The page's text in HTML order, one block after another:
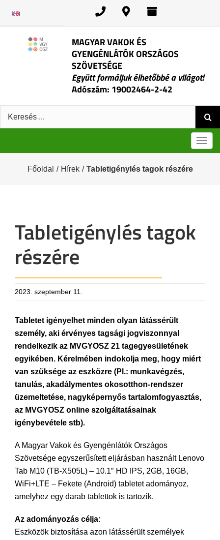
MAGYAR VAKOK ÉS
GYENGÉNLÁTÓK ORSZÁGOS
SZÖVETSÉGE
Együtt formáljuk élhetőbbé a világot!
Adószám: 19002464-2-42
Keresés:
Főoldal / Hírek / Tabletigénylés tagok részére
Tabletigénylés tagok
részére
2023. szeptember 11.
Tabletet igényelhet minden olyan látássérült
személy, aki érvényes tagsági jogviszonnyal
rendelkezik az MVGYOSZ 21 tagegyesületének
egyikében. Kérelmében indokolja meg, hogy miért
van szüksége az eszközre (Pl.: munkavégzés,
tanulás, akadálymentes okosotthon-rendszer
üzemeltetése, nagyképernyős tartalomfogyasztás,
az MVGYOSZ online szolgáltatásainak
igénybevétele stb).
A Magyar Vakok és Gyengénlátók Országos
Szövetsége egyszerűsített eljárásban használt Lenovo
Tab M10 (TB-X505L) – 10.1″ HD IPS, 2GB, 16GB,
WiFi+LTE – Fekete (Android) tabletet adományoz,
amelyhez egy darab tablettok is tartozik.
Az adományozás célja:
Eszközök biztosítása azon látássérült személyek